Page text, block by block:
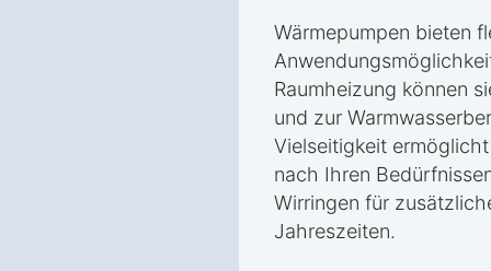
Wärmepumpen bieten
Raumheizung können
und zur
Vielseitigkeit
nach Ihren
Wirringen für
Jahreszeiten.